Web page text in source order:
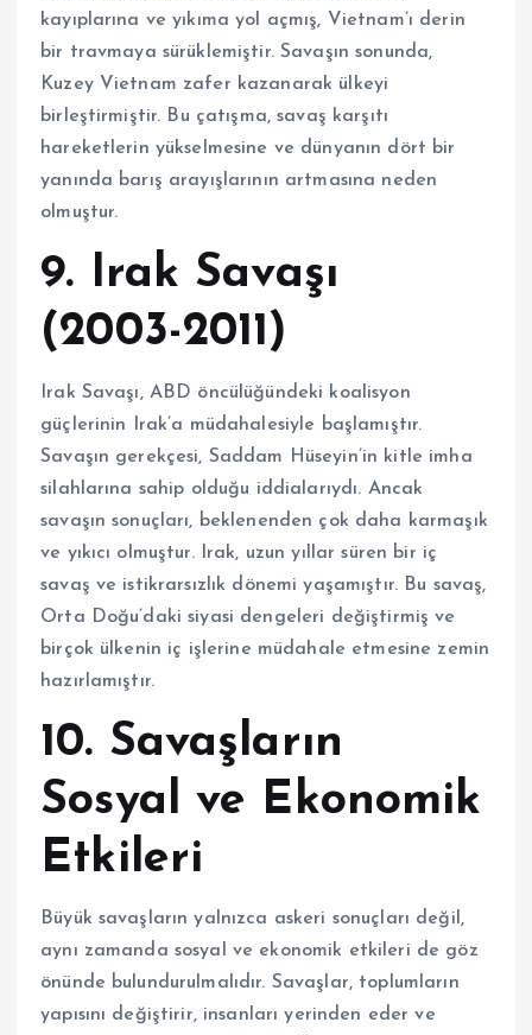
kayıplarına ve yıkıma yol açmış, Vietnam’ı derin
bir travmaya sürüklemiştir. Savaşın sonunda,
Kuzey Vietnam zafer kazanarak ülkeyi
birleştirmiştir. Bu çatışma, savaş karşıtı
hareketlerin yükselmesine ve dünyanın dört bir
yanında barış arayışlarının artmasına neden
olmuştur.
9. Irak Savaşı
(2003-2011)
Irak Savaşı, ABD öncülüğündeki koalisyon
güçlerinin Irak’a müdahalesiyle başlamıştır.
Savaşın gerekçesi, Saddam Hüseyin’in kitle imha
silahlarına sahip olduğu iddialarıydı. Ancak
savaşın sonuçları, beklenenden çok daha karmaşık
ve yıkıcı olmuştur. Irak, uzun yıllar süren bir iç
savaş ve istikrarsızlık dönemi yaşamıştır. Bu savaş,
Orta Doğu’daki siyasi dengeleri değiştirmiş ve
birçok ülkenin iç işlerine müdahale etmesine zemin
hazırlamıştır.
10. Savaşların
Sosyal ve Ekonomik
Etkileri
Büyük savaşların yalnızca askeri sonuçları değil,
aynı zamanda sosyal ve ekonomik etkileri de göz
önünde bulundurulmalıdır. Savaşlar, toplumların
yapısını değiştirir, insanları yerinden eder ve